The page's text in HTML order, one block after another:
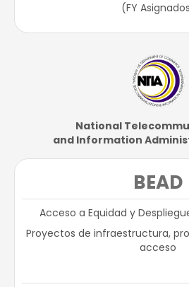
(FY
National
and Information
BEAD
Acceso a Equidad y
Proyectos de infraestructura,
acceso